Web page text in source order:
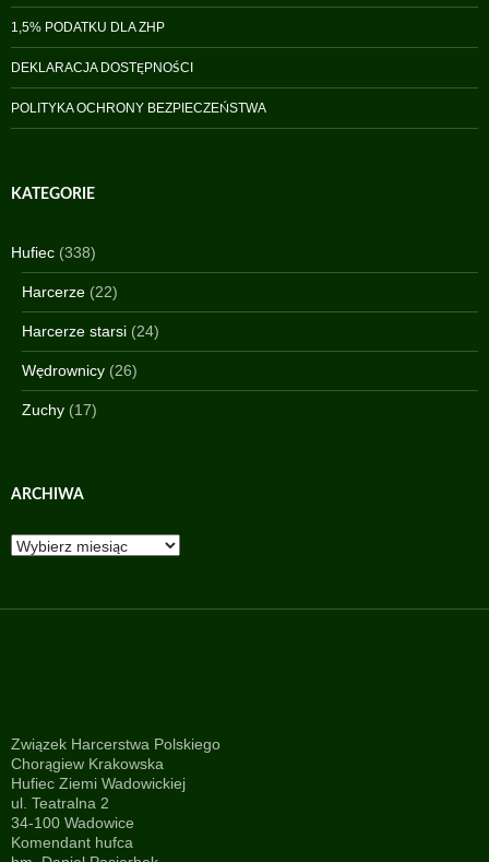
1,5% PODATKU DLA ZHP
DEKLARACJA DOSTĘPNOŚCI
POLITYKA OCHRONY BEZPIECZEŃSTWA
KATEGORIE
Hufiec (338)
Harcerze (22)
Harcerze starsi (24)
Wędrownicy (26)
Zuchy (17)
ARCHIWA
Archiwa
Związek Harcerstwa Polskiego
Chorągiew Krakowska
Hufiec Ziemi Wadowickiej
ul. Teatralna 2
34-100 Wadowice
Komendant hufca